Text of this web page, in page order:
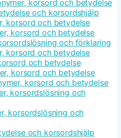
korsord och betydelse
och korsordshjälp
korsord och betydelse
korsord och betydelse
och förklaring
korsord och betydelse
och betydelse
korsord och betydelse
korsord och betydelse
korsordslösning och
korsordslösning och
och korsordshjälp